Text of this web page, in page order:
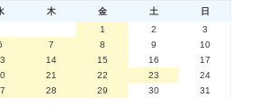
木 金 土
日
1
2
3
7 8 9
10
14 15 16
17
21 22 23
24
28 29 30 31